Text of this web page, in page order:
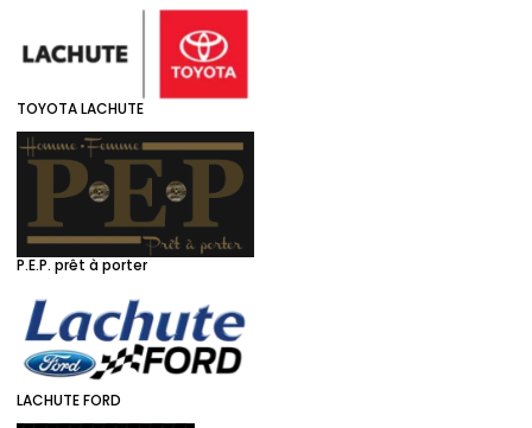
TOYOTA LACHUTE
P.E.P. prêt à porter
LACHUTE FORD